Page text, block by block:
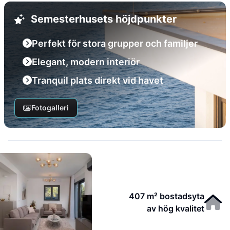
Semesterhusets höjdpunkter
Perfekt för stora grupper och familjer
Elegant, modern interiör
Tranquil plats direkt vid havet
Fotogalleri
407 m² bostadsyta
av hög kvalitet